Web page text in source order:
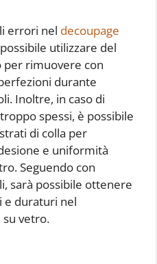
errori nel decoupage
utilizzare del
rimuovere con
durante
Inoltre, in caso di
spessi, è possibile
di colla per
e uniformità
Seguendo con
sarà possibile ottenere
e duraturi nel
su vetro.